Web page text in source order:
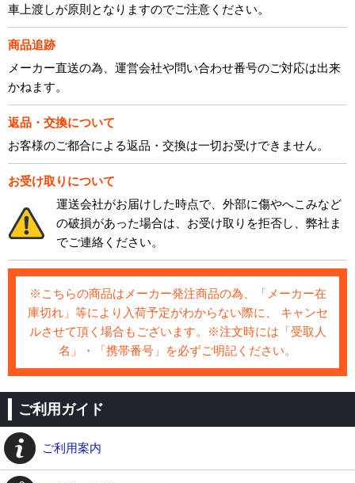
車上渡しが原則となりますのでご注意ください。
商品追跡
メーカー直送の為、運営会社や問い合わせ番号のご対応は出来
かねます。
返品・交換について
お客様のご都合による返品・交換は一切お受けできません。
お受け取りについて
運送会社がお届けした時点で、外部に傷やへこみなど
の破損があった場合は、お受け取りを拒否し、弊社ま
でご連絡ください。
※こちらの商品はメーカー発注商品の為、「メーカー在
庫切れ」等により入荷予定がわからない際に、 キャンセ
ルさせて頂く場合もございます。※注文時には「受取人
名」・「携帯番号」を必ずご明記ください。
ご利用ガイド
ご利用案内